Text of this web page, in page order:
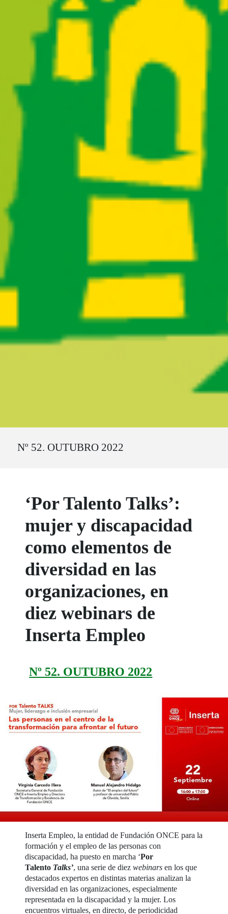
Nº 52. OUTUBRO 2022
‘Por Talento Talks’:
mujer y discapacidad
como elementos de
diversidad en las
organizaciones, en
diez webinars de
Inserta Empleo
Nº 52. OUTUBRO 2022
Inserta Empleo, la entidad de Fundación ONCE para la
formación y el empleo de las personas con
discapacidad, ha puesto en marcha ‘Por
Talento Talks’, una serie de diezwebinars en los que
destacados expertos en distintas materias analizan la
diversidad en las organizaciones, especialmente
representada en la discapacidad y la mujer. Los
encuentros virtuales, en directo, de periodicidad